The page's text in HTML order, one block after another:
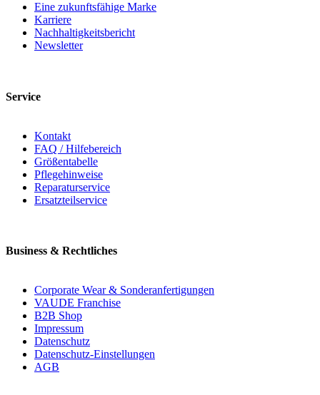
Eine zukunftsfähige Marke
Karriere
Nachhaltigkeitsbericht
Newsletter
Service
Kontakt
FAQ / Hilfebereich
Größentabelle
Pflegehinweise
Reparaturservice
Ersatzteilservice
Business & Rechtliches
Corporate Wear & Sonderanfertigungen
VAUDE Franchise
B2B Shop
Impressum
Datenschutz
Datenschutz-Einstellungen
AGB